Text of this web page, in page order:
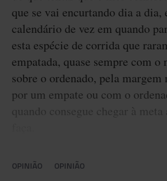
que se vai encurtando dia a dia,
calendário de vez em quando
esta espécie de corrida que
empatada, quase sempre com
sobre o ordenado, pela
por um empate ou com o
quando consegue chegar à
OPINIÃO OPINIÃO